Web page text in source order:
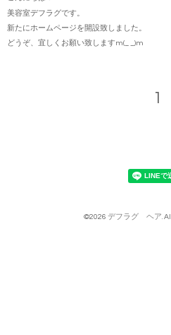
美容室デフラグです。
新たにホームページを開設致しました。
どうぞ、宜しくお願い致しますm(_ _)m
1
©2026 デフラグ ヘア .